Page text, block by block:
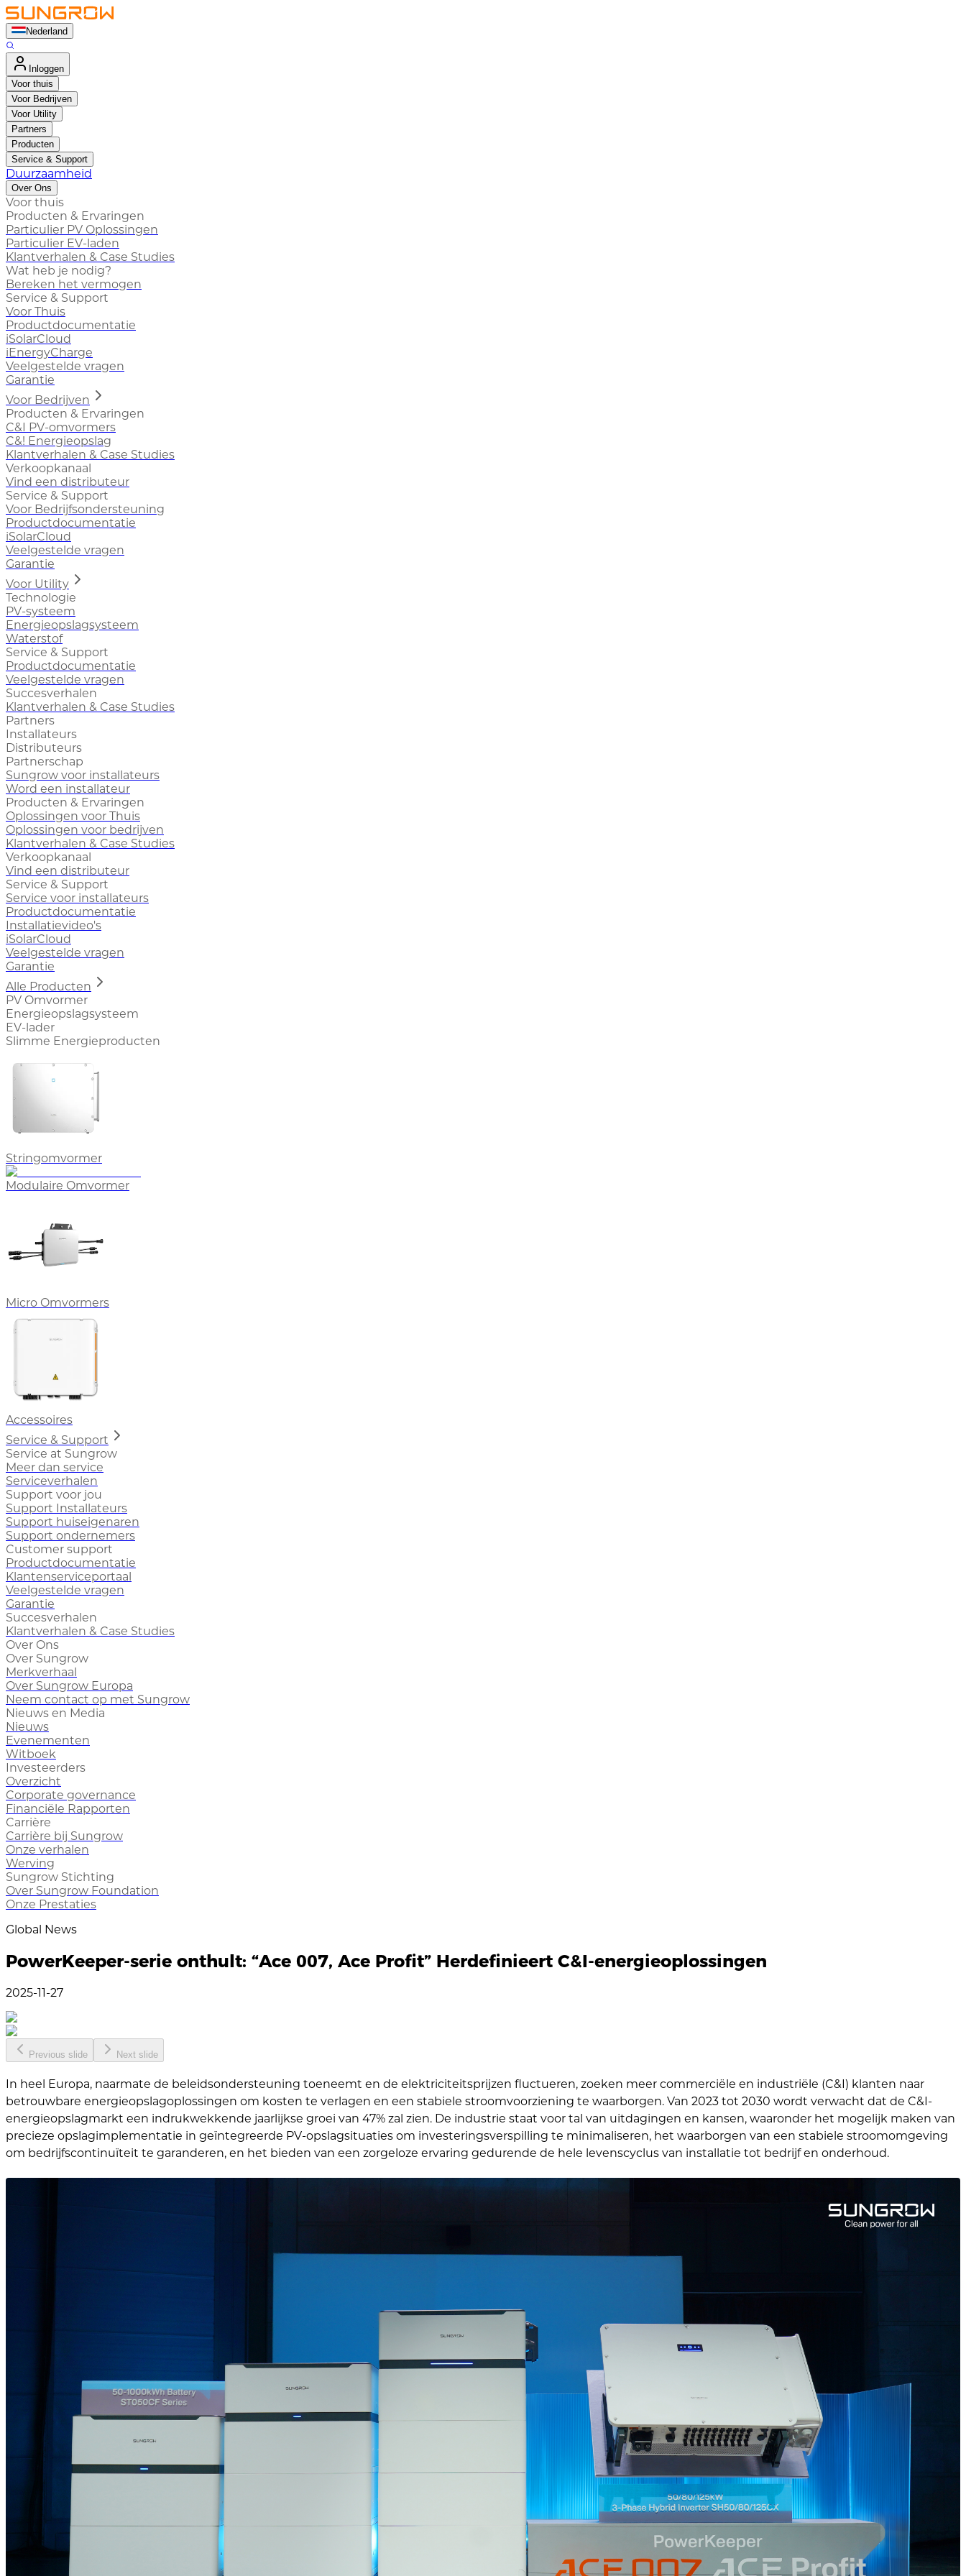
Nederland
Inloggen
Voor thuis
Voor Bedrijven
Voor Utility
Partners
Producten
Service & Support
Duurzaamheid
Over Ons
Voor thuis
Producten & Ervaringen
Particulier PV Oplossingen
Particulier EV-laden
Klantverhalen & Case Studies
Wat heb je nodig?
Bereken het vermogen
Service & Support
Voor Thuis
Productdocumentatie
iSolarCloud
iEnergyCharge
Veelgestelde vragen
Garantie
Voor Bedrijven
Producten & Ervaringen
C&I PV-omvormers
C&! Energieopslag
Klantverhalen & Case Studies
Verkoopkanaal
Vind een distributeur
Service & Support
Voor Bedrijfsondersteuning
Productdocumentatie
iSolarCloud
Veelgestelde vragen
Garantie
Voor Utility
Technologie
PV-systeem
Energieopslagsysteem
Waterstof
Service & Support
Productdocumentatie
Veelgestelde vragen
Succesverhalen
Klantverhalen & Case Studies
Partners
Installateurs
Distributeurs
Partnerschap
Sungrow voor installateurs
Word een installateur
Producten & Ervaringen
Oplossingen voor Thuis
Oplossingen voor bedrijven
Klantverhalen & Case Studies
Verkoopkanaal
Vind een distributeur
Service & Support
Service voor installateurs
Productdocumentatie
Installatievideo's
iSolarCloud
Veelgestelde vragen
Garantie
Alle Producten
PV Omvormer
Energieopslagsysteem
EV-lader
Slimme Energieproducten
Stringomvormer
Modulaire Omvormer
Micro Omvormers
Accessoires
Service & Support
Service at Sungrow
Meer dan service
Serviceverhalen
Support voor jou
Support Installateurs
Support huiseigenaren
Support ondernemers
Customer support
Productdocumentatie
Klantenserviceportaal
Veelgestelde vragen
Garantie
Succesverhalen
Klantverhalen & Case Studies
Over Ons
Over Sungrow
Merkverhaal
Over Sungrow Europa
Neem contact op met Sungrow
Nieuws en Media
Nieuws
Evenementen
Witboek
Investeerders
Overzicht
Corporate governance
Financiële Rapporten
Carrière
Carrière bij Sungrow
Onze verhalen
Werving
Sungrow Stichting
Over Sungrow Foundation
Onze Prestaties
Global News
PowerKeeper-serie onthult: “Ace 007, Ace Profit” Herdefinieert C&I-energieoplossingen
2025-11-27
Previous slide Next slide
In heel Europa, naarmate de beleidsondersteuning toeneemt en de elektriciteitsprijzen fluctueren, zoeken meer commerciële en industriële (C&I) klanten naar
betrouwbare energieopslagoplossingen om kosten te verlagen en een stabiele stroomvoorziening te waarborgen. Van 2023 tot 2030 wordt verwacht dat de C&I-
energieopslagmarkt een indrukwekkende jaarlijkse groei van 47% zal zien. De industrie staat voor tal van uitdagingen en kansen, waaronder het mogelijk maken van
precieze opslagimplementatie in geïntegreerde PV-opslagsituaties om investeringsverspilling te minimaliseren, het waarborgen van een stabiele stroomomgeving
om bedrijfscontinuïteit te garanderen, en het bieden van een zorgeloze ervaring gedurende de hele levenscyclus van installatie tot bedrijf en onderhoud.